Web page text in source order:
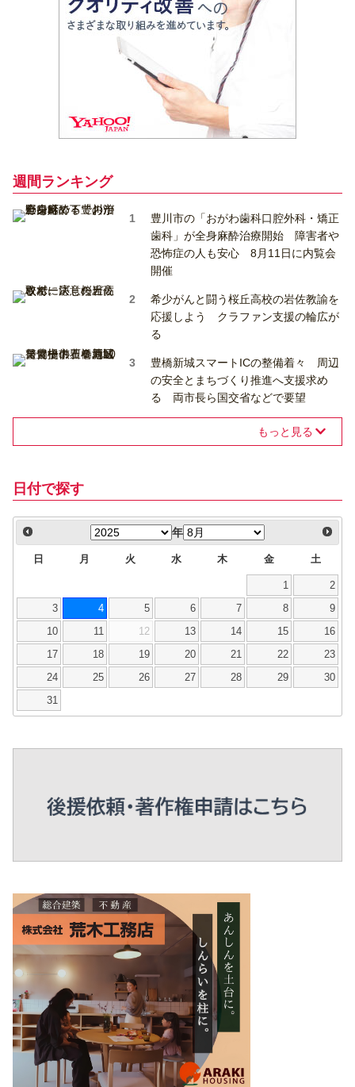
週間ランキング
豊川市の「おがわ歯科口腔外科・矯正
歯科」が全身麻酔治療開始 障害者や
恐怖症の人も安心 8月11日に内覧会
開催
希少がんと闘う桜丘高校の岩佐教諭を
応援しよう クラファン支援の輪広が
る
豊橋新城スマートICの整備着々 周辺
の安全とまちづくり推進へ支援求め
る 両市長ら国交省などで要望
もっと見る
日付で探す
年
日 月 火 水 木 金 土
1 2
3 4 5 6 7 8 9
10 11 12 13 14 15 16
17 18 19 20 21 22 23
24 25 26 27 28 29 30
31